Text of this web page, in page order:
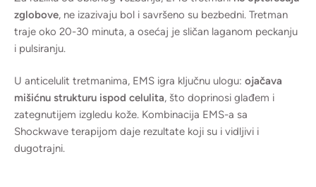
zglobove, ne izazivaju bol i savršeno su bezbedni. Tretman
traje oko 20-30 minuta, a osećaj je sličan laganom peckanju
i pulsiranju.
U anticelulit tretmanima, EMS igra ključnu ulogu: ojačava
mišićnu strukturu ispod celulita, što doprinosi glađem i
zategnutijem izgledu kože. Kombinacija EMS-a sa
Shockwave terapijom daje rezultate koji su i vidljivi i
dugotrajni.